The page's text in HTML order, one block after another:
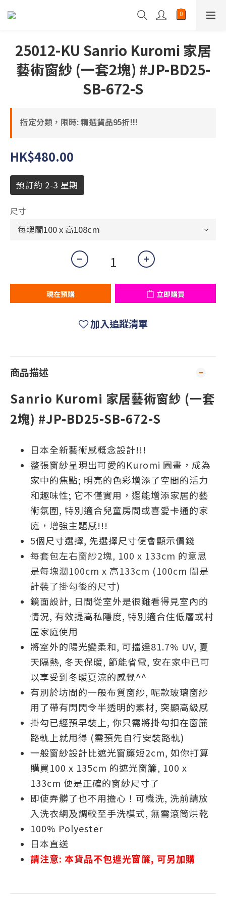
25012-KU Sanrio Kuromi 家居
藝術窗紗 (一套2塊) #JP-BD25-
SB-672-S
指定分類，限時: 精選貨品95折!!!
HK$480.00
預訂約 2-3 星期
尺寸
現在預購 立即購買
加入追蹤清單
商品描述
Sanrio Kuromi 家居藝術窗紗 (一套
2塊) #JP-BD25-SB-672-S
日本全新藝術感概念設計!!!
整張窗紗呈現出可愛的Kuromi 圖畫，成為
家中的焦點; 明亮的色彩增添了空間的活力
和趣味性; 它不僅實用，還能增添家居的藝
術氛圍, 特別適合兒童房間或喜愛卡通的家
庭，增強主題感!!!
5個尺寸選擇, 先選擇尺寸便會顯示價錢
每套包左右窗紗2塊, 100 x 133cm 的意思
是每塊濶100cm x 高133cm (100cm 闊是
計裝了掛勾後的尺寸)
鏡面設計, 日間從室外是很難看得見室內的
情況, 有效提高私隱度, 特別適合住低層或村
屋家庭使用
將室外的陽光變柔和, 可擋達81.7% UV, 夏
天隔熱, 冬天保暖, 節能省電, 安在家中已可
以享受到冬暖夏涼的感覺^^
有別於坊間的一般布質窗紗, 呢款玻璃窗紗
用了帶有閃閃令半透明的素材, 突顯高級感
掛勾已經預早裝上, 你只需將掛勾扣在窗簾
路軌上就用得 (需預先自行安裝路軌)
一般窗紗設計比遮光窗簾短2cm, 如你打算
購買100 x 135cm 的遮光窗簾, 100 x
133cm 便是正確的窗紗尺寸了
即使弄髒了也不用擔心！可機洗, 洗前請放
入洗衣網及調較至手洗模式, 無需滾筒烘乾
100% Polyester
日本直送
請注意: 本貨品不包遮光窗簾, 可另加購